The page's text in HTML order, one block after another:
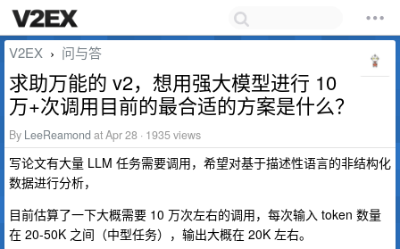
V2EX › 问与答
求助万能的 v2，想用强大模型进行 10
万+次调用目前的最合适的方案是什么？
By LeeReamond at Apr 28 · 1935 views
写论文有大量 LLM 任务需要调用，希望对基于描述性语言的非结构化
数据进行分析，
目前估算了一下大概需要 10 万次左右的调用，每次输入 token 数量
在 20-50K 之间（中型任务），输出大概在 20K 左右。